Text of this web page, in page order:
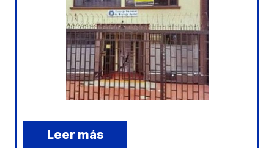
Leer más